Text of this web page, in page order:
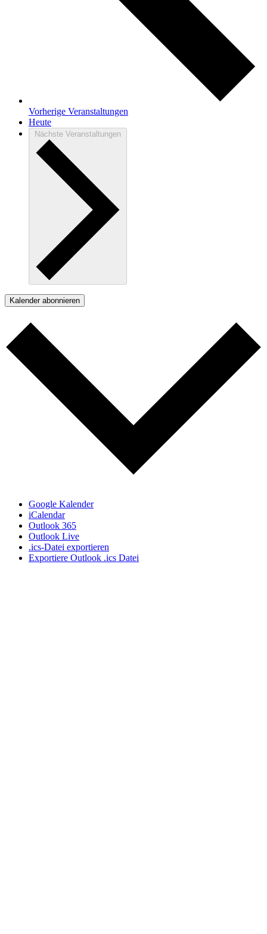
Vorherige Veranstaltungen
Heute
Nächste Veranstaltungen
Kalender abonnieren
Google Kalender
iCalendar
Outlook 365
Outlook Live
.ics-Datei exportieren
Exportiere Outlook .ics Datei